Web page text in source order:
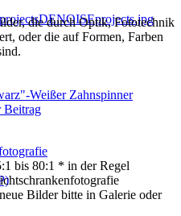
die durch Optik, Fototechnik
oder die auf Formen, Farben
Weißer Zahnspinner
Beitrag
bis 80:1 * in der Regel
Bilder bitte in Galerie oder